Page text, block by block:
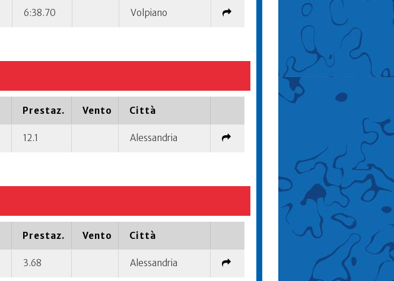
6:38.70 Volpiano
Prestaz. Vento Città
12.1 Alessandria
Prestaz. Vento Città
3.68 Alessandria